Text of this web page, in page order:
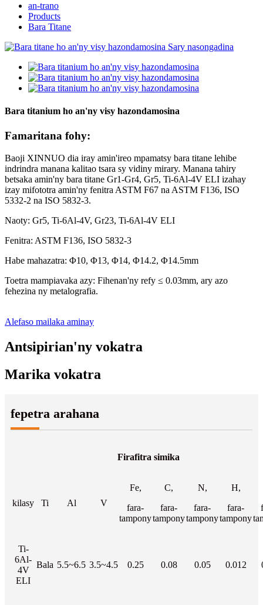
an-trano
Products
Bara Titane
Bara titanium ho an'ny visy hazondamosina
Famaritana fohy:
Baoji XINNUO dia iray amin'ireo mpamatsy bara titane lehibe
indrindra manana kalitao tsara sy vidiny mirary. Manana tahiry
betsaka amin'ny bara titane Gr1-Gr4, Gr5, Ti-6Al-4V ELI izahay
izay mifototra amin'ny fenitra ASTM F67 na ASTM F136, ISO
5332-2 na ISO 5832-3.
Naoty: Gr5, Ti-6Al-4V, Gr23, Ti-6Al-4V ELI
Fenitra: ASTM F136, ISO 5832-3
Habe mahazatra: Φ10, Φ13, Φ14, Φ14.2, Φ14.5mm
Toetra mampiavaka azy: Fihenan'ny refy ≤ 0.03mm, ary azo
fehezina ny metalografia.
Alefaso mailaka aminay
Antsipirian'ny vokatra
Marika vokatra
fepetra arahana
Firafitra simika
kilasy Ti Al V
Fe,
fara-
tampony
C,
fara-
tampony
N,
fara-
tampony
H,
fara-
tampony
Ti-
6Al-
4V
ELI
Bala 5.5~6.5 3.5~4.5 0.25 0.08 0.05 0.012